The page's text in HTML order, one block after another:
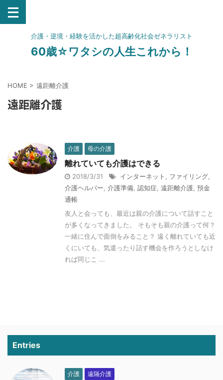
介護・逆境・経験を活かした超高齢化社会ゼネラリスト
60歳☆ワタシの人生これから！
HOME > 遠距離介護
遠距離介護
介護 母の介護
離れていても介護はできる
2018/3/31 インターネット ファイリング
介護ヘルパー 介護準備 認知症 遠距離介護 預金
通帳
友人と会っても、最近は親の介護について話すこと
が多くなってきました。 そもそも親の介護って何？
一緒に住んで面倒をみること？ 遠く離れていても近
くにいても、気遣ったり話す機会を作ろうとしなけ
れば同じこ ...
Entries
介護 遠隔介護